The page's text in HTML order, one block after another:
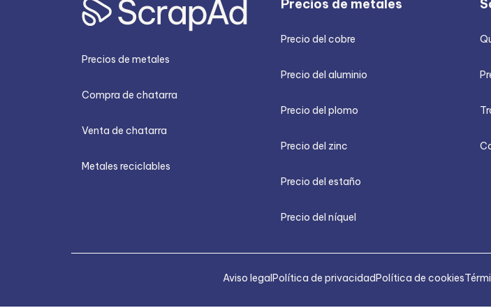
Precios de metales
Compra de chatarra
Venta de chatarra
Metales reciclables
Precios de metales
Precio del cobre
Precio del aluminio
Precio del plomo
Precio del zinc
Precio del estaño
Precio del níquel
Aviso legalPolítica de privacidadPolítica de cookies